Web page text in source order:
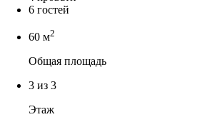
6 гостей
60 м2
Общая площадь
3 из 3
Этаж